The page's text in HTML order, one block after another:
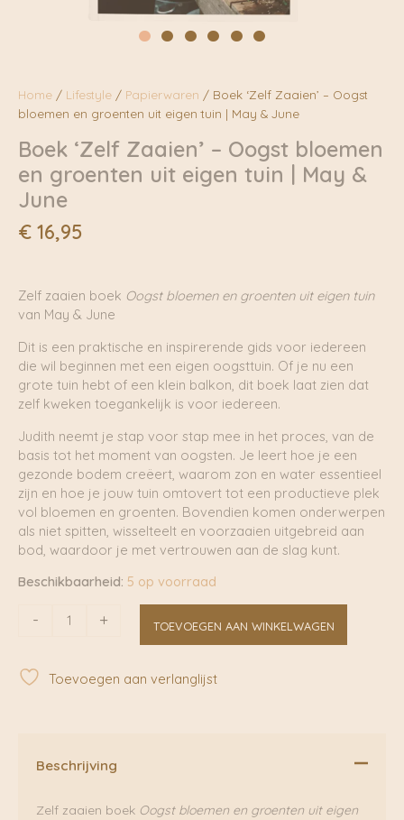
Home / Lifestyle / Papierwaren / Boek ‘Zelf Zaaien’ – Oogst
bloemen en groenten uit eigen tuin | May & June
Boek ‘Zelf Zaaien’ – Oogst bloemen
en groenten uit eigen tuin | May &
June
€ 16,95
Zelf zaaien boek Oogst bloemen en groenten uit eigen tuin
van May & June
Dit is een praktische en inspirerende gids voor iedereen
die wil beginnen met een eigen oogsttuin. Of je nu een
grote tuin hebt of een klein balkon, dit boek laat zien dat
zelf kweken toegankelijk is voor iedereen.
Judith neemt je stap voor stap mee in het proces, van de
basis tot het moment van oogsten. Je leert hoe je een
gezonde bodem creëert, waarom zon en water essentieel
zijn en hoe je jouw tuin omtovert tot een productieve plek
vol bloemen en groenten. Bovendien komen onderwerpen
als niet spitten, wisselteelt en voorzaaien uitgebreid aan
bod, waardoor je met vertrouwen aan de slag kunt.
Beschikbaarheid: 5 op voorraad
-
-
Oogst
+ TOEVOEGEN AAN WINKELWAGEN
Toevoegen aan verlanglijst
Beschrijving
Zelf zaaien boek Oogst bloemen en groenten uit eigen